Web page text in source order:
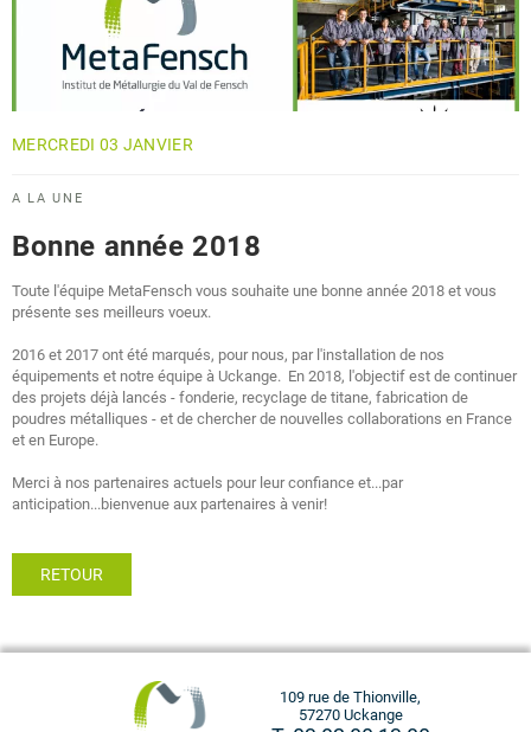
MERCREDI 03 JANVIER
A LA UNE
Bonne année 2018
Toute l'équipe MetaFensch vous souhaite une bonne année 2018 et vous
présente ses meilleurs voeux.
2016 et 2017 ont été marqués, pour nous, par l'installation de nos
équipements et notre équipe à Uckange. En 2018, l'objectif est de continuer
des projets déjà lancés - fonderie, recyclage de titane, fabrication de
poudres métalliques - et de chercher de nouvelles collaborations en France
et en Europe.
Merci à nos partenaires actuels pour leur confiance et...par
anticipation...bienvenue aux partenaires à venir!
RETOUR
109 rue de Thionville,
57270 Uckange